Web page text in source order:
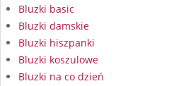
Bluzki basic
Bluzki damskie
Bluzki hiszpanki
Bluzki koszulowe
Bluzki na co dzień